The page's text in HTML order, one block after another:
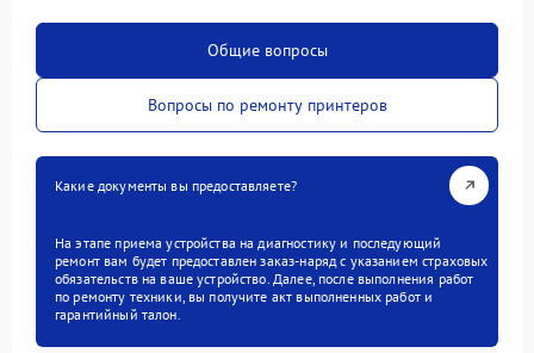
Общие вопросы
Вопросы по ремонту принтеров
Какие документы вы предоставляете?
На этапе приема устройства на диагностику и последующий
ремонт вам будет предоставлен заказ-наряд с указанием страховых
обязательств на ваше устройство. Далее, после выполнения работ
по ремонту техники, вы получите акт выполненных работ и
гарантийный талон.